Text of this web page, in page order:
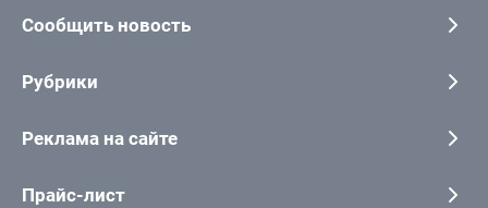
Сообщить новость
Рубрики
Реклама на сайте
Прайс-лист